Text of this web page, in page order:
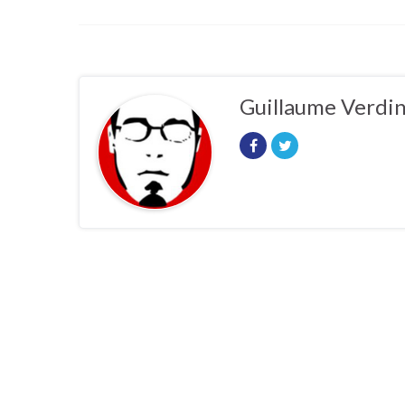
Guillaume